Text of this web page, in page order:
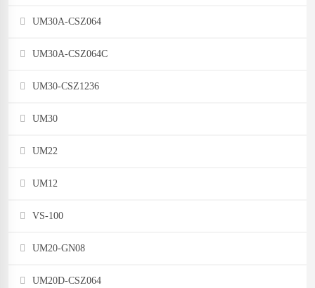
UM30A-CSZ064
UM30A-CSZ064C
UM30-CSZ1236
UM30
UM22
UM12
VS-100
UM20-GN08
UM20D-CSZ064